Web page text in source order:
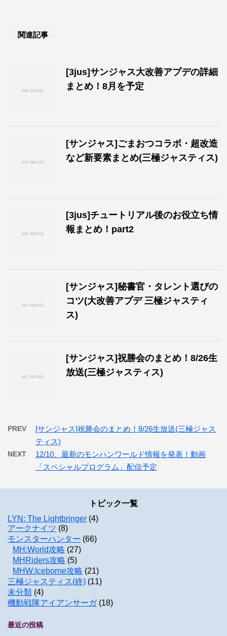
関連記事
[3jus]サンジャス大改善アプデの詳細
まとめ！8月を予定
[サンジャス]ごまおつコラボ・超改造
など新要素まとめ(三極ジャスティス)
[3jus]チュートリアル後のお役立ち情
報まとめ！part2
[サンジャス]秘書官・タレント選びの
コツ(大改善アプデ 三極ジャスティ
ス)
[サンジャス]祝勝会のまとめ！8/26生
放送(三極ジャスティス)
PREV
[サンジャス]祝勝会のまとめ！8/26生放送(三極ジャス
ティス)
NEXT
12/10、最新のモンハンワールド情報を発表！動画
「スペシャルプログラム」配信予定
トピック一覧
LYN: The Lightbringer (4)
アークナイツ (8)
モンスターハンター (66)
MH:World攻略 (27)
MHRiders攻略 (5)
MHW:Iceborne攻略 (21)
三極ジャスティス(終) (11)
未分類 (4)
機動戦隊アイアンサーガ(18)
最近の投稿